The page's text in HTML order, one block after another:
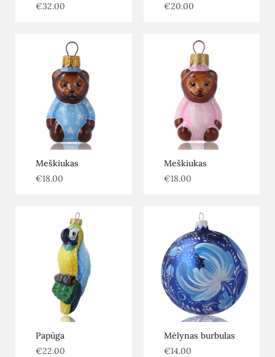
€32.00
€20.00
Meškiukas
€18.00
Meškiukas
€18.00
Papūga
€22.00
Mėlynas burbulas
€14.00